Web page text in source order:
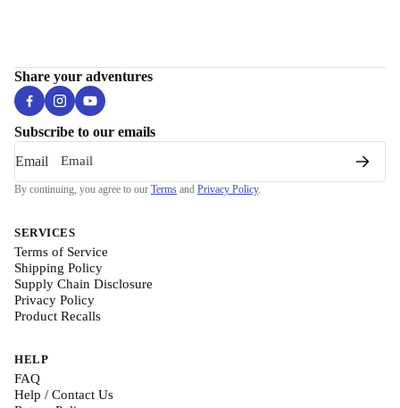
Share your adventures
Subscribe to our emails
Email
By continuing, you agree to our Terms and Privacy Policy.
SERVICES
Terms of Service
Shipping Policy
Supply Chain Disclosure
Privacy Policy
Product Recalls
HELP
FAQ
Help / Contact Us